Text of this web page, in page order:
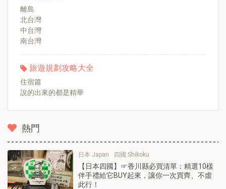
離島
北台灣
中台灣
南台灣
旅遊規劃攻略大全
住宿篇
說的出來的都是精華
熱門
日本 Japan 四國 Shikoku
【日本四國】☞香川縣必買清單：精選10樣
伴手禮給它BUY起來，讓你一次買齊、不虛
此行！